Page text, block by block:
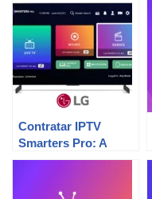
sua diversão!
Contratar IPTV
Smarters Pro: A
Revolução da TV